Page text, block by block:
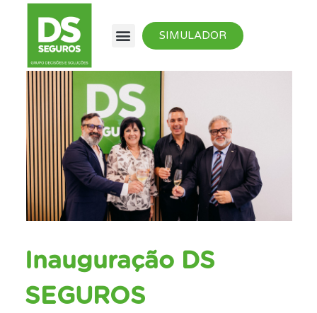
SIMULADOR
Inauguração DS
SEGUROS